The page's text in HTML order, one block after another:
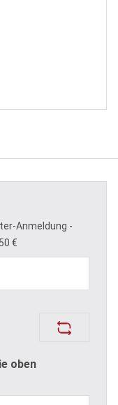
Anmeldung -
€
oben